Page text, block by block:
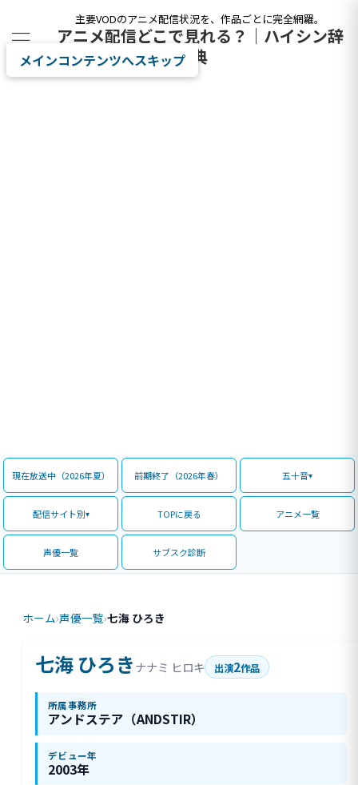
主要VODのアニメ配信状況を、作品ごとに完全網羅。
アニメ配信どこで見れる？｜ハイシン辞
典
メインコンテンツへスキップ
現在放送中（2026年夏） 前期終了（2026年春） 五十音
配信サイト別 TOPに戻る アニメ一覧
声優一覧 サブスク診断
ホーム›声優一覧›七海 ひろき
七海 ひろきナナミ ヒロキ 出演2作品
所属事務所
アンドステア（ANDSTIR）
デビュー年
2003年